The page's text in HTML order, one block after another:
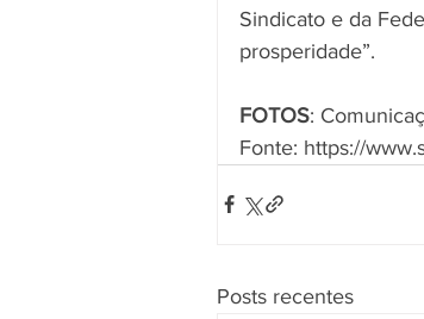
Sindicato e da
prosperidade”.
FOTOS:
Fonte: https://
Posts recentes